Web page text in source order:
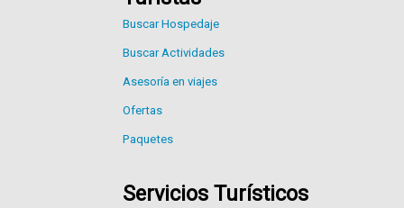
Buscar Hospedaje
Buscar Actividades
Asesoría en viajes
Ofertas
Paquetes
Servicios Turísticos